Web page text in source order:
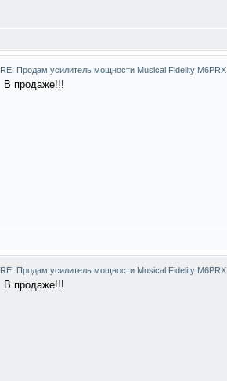
RE: Продам усилитель мощности Musical Fidelity M6PRX
В продаже!!!
RE: Продам усилитель мощности Musical Fidelity M6PRX
В продаже!!!